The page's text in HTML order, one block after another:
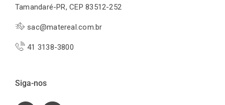
Tamandaré-PR, CEP 83512-252
sac@matereal.com.br
41 3138-3800
Siga-nos